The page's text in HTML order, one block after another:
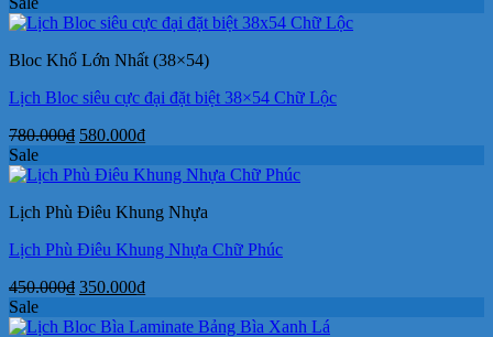
là:
tại
280.000₫.
Bloc Khổ Lớn Nhất (38×54)
Lịch Bloc siêu cực đại đặt biệt 38×54 Chữ Lộc
780.000₫ Giá
là:
580.000₫Giá
tại
580.000₫.
Sale
Lịch Phù Điêu Khung Nhựa
Lịch Phù Điêu Khung Nhựa Chữ Phúc
450.000₫ Giá
là:
350.000₫Giá
tại
Sale